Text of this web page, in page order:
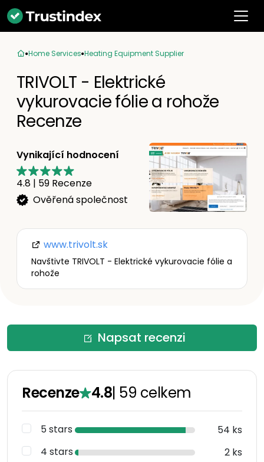
Home Services Heating Equipment Supplier
TRIVOLT - Elektrické
vykurovacie fólie a rohože
Recenze
Vynikající hodnocení
4.8 | 59 Recenze
Ověřená společnost
www.trivolt.sk
Navštivte TRIVOLT - Elektrické vykurovacie fólie a
rohože
Napsat recenzi
Recenze 4.8| 59 celkem
5 stars
54 ks
4 stars
2 ks